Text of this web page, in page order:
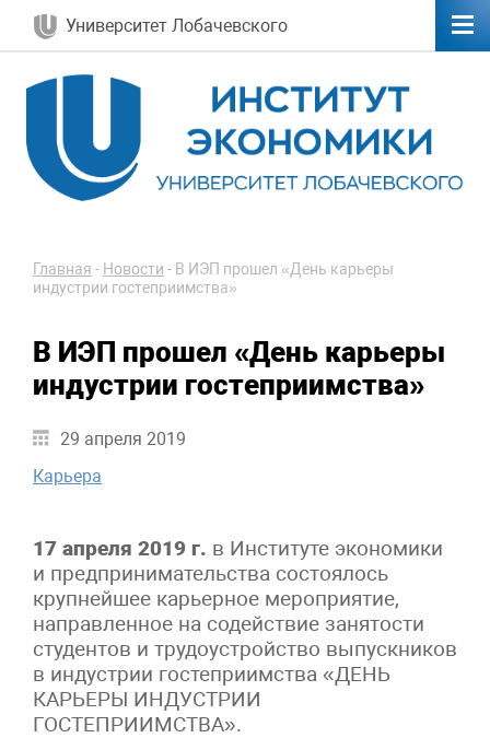
Университет Лобачевского
Главная - Новости - В ИЭП прошел «День карьеры
индустрии гостеприимства»
В ИЭП прошел «День карьеры
индустрии гостеприимства»
29 апреля 2019
Карьера
17 апреля 2019 г. в Институте экономики
и предпринимательства состоялось
крупнейшее карьерное мероприятие,
направленное на содействие занятости
студентов и трудоустройство выпускников
в индустрии гостеприимства «ДЕНЬ
КАРЬЕРЫ ИНДУСТРИИ
ГОСТЕПРИИМСТВА».